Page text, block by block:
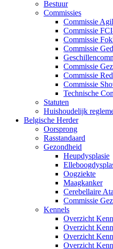
Bestuur
Commissies
Commissie
Commissie
Commissie
Commissie
Commissie
Commissie
Commissie
Technische
Statuten
Huishoudelijk
Belgische Herder
Oorsprong
Rasstandaard
Gezondheid
Heupdysplasie
Oogziekte
Maagkanker
Cerebellaire
Commissie
Kennels
Overzicht
Overzicht
Overzicht
Overzicht